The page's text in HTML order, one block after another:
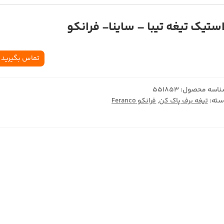
تيغه تيبا – ساينا- فرانکو
تماس بگیرید
محصول:551853
تیغه برف پاک کن,فرانکو Feranco